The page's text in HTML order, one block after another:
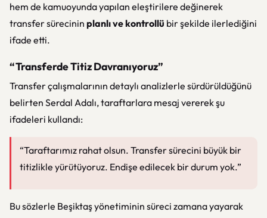
hem de kamuoyunda yapılan eleştirilere değinerek
transfer sürecinin planlı ve kontrollü bir şekilde ilerlediğini
ifade etti.
“Transferde Titiz Davranıyoruz”
Transfer çalışmalarının detaylı analizlerle sürdürüldüğünü
belirten Serdal Adalı, taraftarlara mesaj vererek şu
ifadeleri kullandı:
“Taraftarımız rahat olsun. Transfer sürecini büyük bir
titizlikle yürütüyoruz. Endişe edilecek bir durum yok.”
Bu sözlerle Beşiktaş yönetiminin süreci zamana yayarak